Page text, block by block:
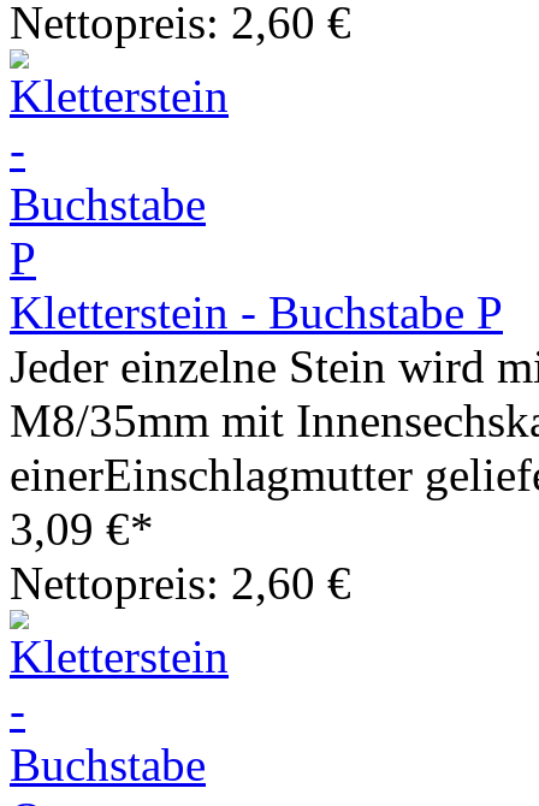
Nettopreis: 2,60 €
Kletterstein - Buchstabe P
Jeder einzelne Stein wird
M8/35mm mit
einerEinschlagmutter
3,09 €*
Nettopreis: 2,60 €